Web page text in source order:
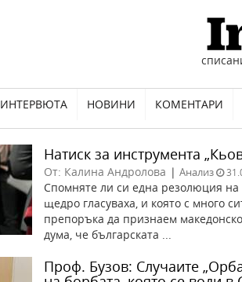
ИНТЕРВЮТА НОВИНИ КОМЕНТАРИ
Натиск за инструмента
От: Калина Андролова | Анализ
Спомняте ли си една резолюция
щедро гласуваха, и която с много
препоръка да признаем
дума, че българската ...
Проф. Бузов: Случаите